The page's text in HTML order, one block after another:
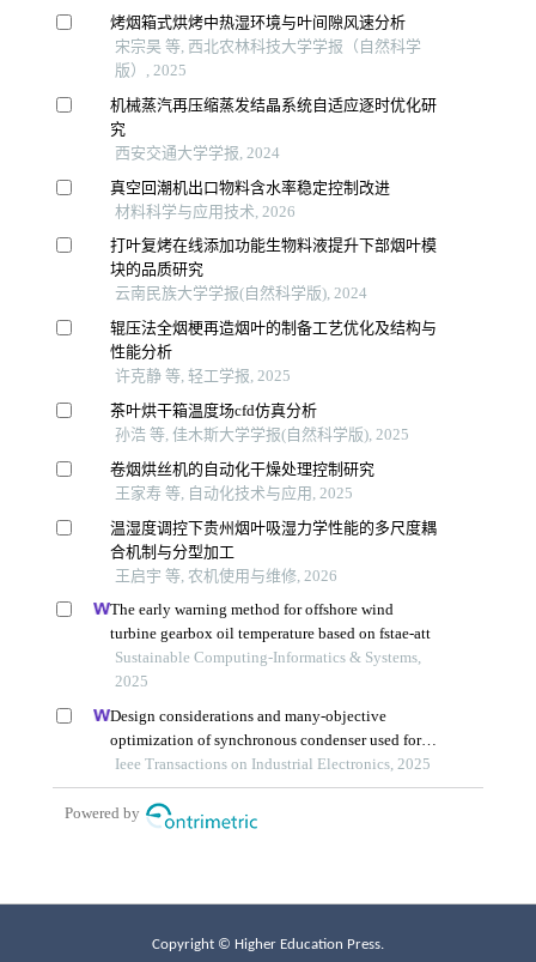
Copyright © Higher Education Press.